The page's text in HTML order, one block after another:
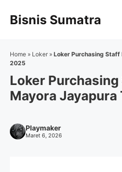
Bisnis Sumatra
Home » Loker » Loker Purchasing Staff
2025
Loker Purchasing
Mayora Jayapura
Playmaker
Maret 6, 2026